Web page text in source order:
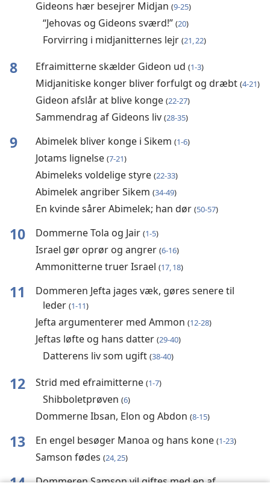
Gideons hær besejrer Midjan (9-25)
“Jehovas og Gideons sværd!” (20)
Forvirring i midjanitternes lejr (21, 22)
8 Efraimitterne skælder Gideon ud (1-3)
Midjanitiske konger bliver forfulgt og dræbt (4-21)
Gideon afslår at blive konge (22-27)
Sammendrag af Gideons liv (28-35)
9 Abimelek bliver konge i Sikem (1-6)
Jotams lignelse (7-21)
Abimeleks voldelige styre (22-33)
Abimelek angriber Sikem (34-49)
En kvinde sårer Abimelek; han dør (50-57)
10 Dommerne Tola og Jair (1-5)
Israel gør oprør og angrer (6-16)
Ammonitterne truer Israel (17, 18)
11
Dommeren Jefta jages væk, gøres senere til
leder (1-11)
Jefta argumenterer med Ammon (12-28)
Jeftas løfte og hans datter (29-40)
Datterens liv som ugift (38-40)
12 Strid med efraimitterne (1-7)
Shibboletprøven (6)
Dommerne Ibsan, Elon og Abdon (8-15)
13 En engel besøger Manoa og hans kone (1-23)
Samson fødes (24, 25)
Dommeren Samson vil giftes med en af